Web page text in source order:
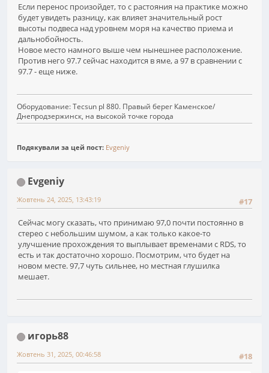
Если перенос произойдет, то с растояния на практике можно
будет увидеть разницу, как влияет значительный рост
высоты подвеса над уровнем моря на качество приема и
дальнобойность.
Новое место намного выше чем нынешнее расположение.
Против него 97.7 сейчас находится в яме, а 97 в сравнении с
97.7 - еще ниже.
Оборудование: Tecsun pl 880. Правый берег Каменское/
Днепродзержинск, на высокой точке города
Подякували за цей пост: Evgeniy
Evgeniy
#17
Жовтень 24, 2025, 13:43:19
Сейчас могу сказать, что принимаю 97,0 почти постоянно в
стерео с небольшим шумом, а как только какое-то
улучшение прохождения то выплывает временами с RDS, то
есть и так достаточно хорошо. Посмотрим, что будет на
новом месте. 97,7 чуть сильнее, но местная глушилка
мешает.
игорь88
#18
Жовтень 31, 2025, 00:46:58